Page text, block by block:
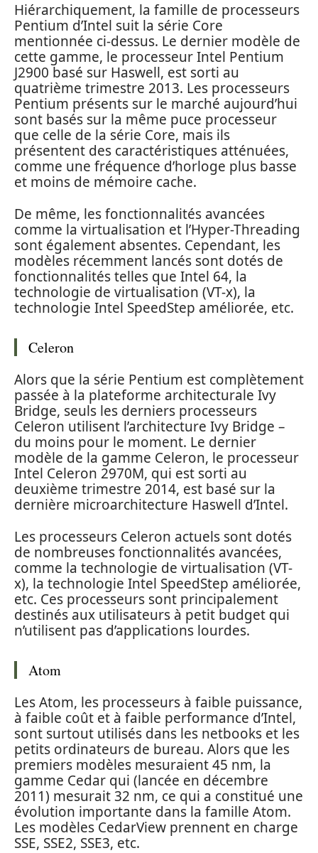
Hiérarchiquement, la famille de processeurs
Pentium d’Intel suit la série Core
mentionnée ci-dessus. Le dernier modèle de
cette gamme, le processeur Intel Pentium
J2900 basé sur Haswell, est sorti au
quatrième trimestre 2013. Les processeurs
Pentium présents sur le marché aujourd’hui
sont basés sur la même puce processeur
que celle de la série Core, mais ils
présentent des caractéristiques atténuées,
comme une fréquence d’horloge plus basse
et moins de mémoire cache.
De même, les fonctionnalités avancées
comme la virtualisation et l’Hyper-Threading
sont également absentes. Cependant, les
modèles récemment lancés sont dotés de
fonctionnalités telles que Intel 64, la
technologie de virtualisation (VT-x), la
technologie Intel SpeedStep améliorée, etc.
Celeron
Alors que la série Pentium est complètement
passée à la plateforme architecturale Ivy
Bridge, seuls les derniers processeurs
Celeron utilisent l’architecture Ivy Bridge –
du moins pour le moment. Le dernier
modèle de la gamme Celeron, le processeur
Intel Celeron 2970M, qui est sorti au
deuxième trimestre 2014, est basé sur la
dernière microarchitecture Haswell d’Intel.
Les processeurs Celeron actuels sont dotés
de nombreuses fonctionnalités avancées,
comme la technologie de virtualisation (VT-
x), la technologie Intel SpeedStep améliorée,
etc. Ces processeurs sont principalement
destinés aux utilisateurs à petit budget qui
n’utilisent pas d’applications lourdes.
Atom
Les Atom, les processeurs à faible puissance,
à faible coût et à faible performance d’Intel,
sont surtout utilisés dans les netbooks et les
petits ordinateurs de bureau. Alors que les
premiers modèles mesuraient 45 nm, la
gamme Cedar qui (lancée en décembre
2011) mesurait 32 nm, ce qui a constitué une
évolution importante dans la famille Atom.
Les modèles CedarView prennent en charge
SSE, SSE2, SSE3, etc.